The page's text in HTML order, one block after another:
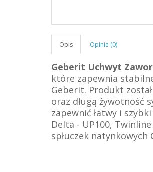
Opis Opinie (0)
Geberit Uchwyt
które zapewnia
Geberit. Produkt
oraz długą żywotność
zapewnić łatwy i
Delta - UP100,
spłuczek natynkowych